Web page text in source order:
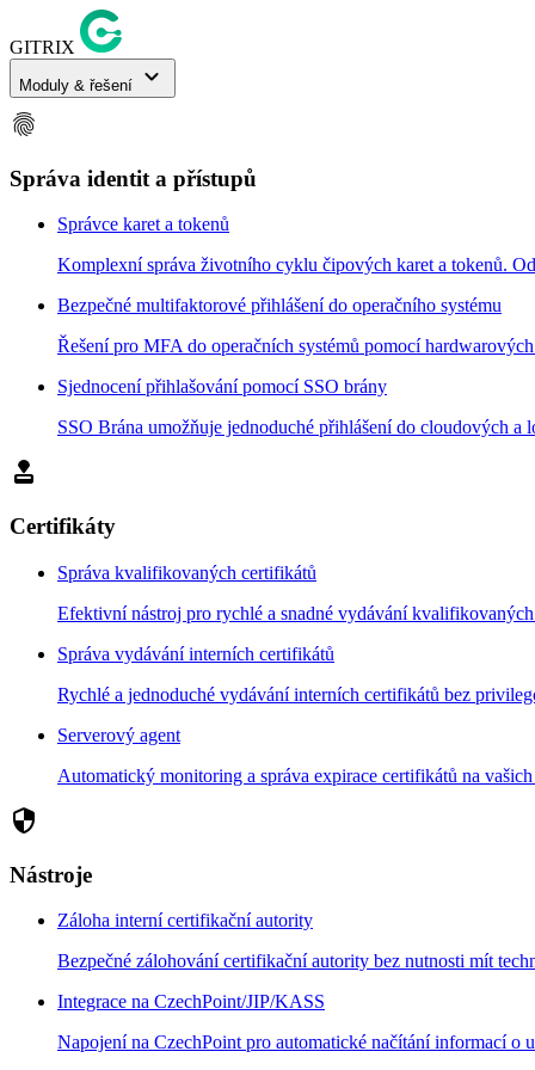
GITRIX
Moduly & řešení
expand_more
fingerprint
Správa identit a přístupů
Správce karet a tokenů
Komplexní správa životního cyklu čipových karet a tokenů.
Bezpečné multifaktorové přihlášení do operačního systému
Řešení pro MFA do operačních systémů pomocí
Sjednocení přihlašování pomocí SSO brány
SSO Brána umožňuje jednoduché přihlášení do cloudových
approval
Certifikáty
Správa kvalifikovaných certifikátů
Efektivní nástroj pro rychlé a snadné vydávání
Správa vydávání interních certifikátů
Rychlé a jednoduché vydávání interních certifikátů bez
Serverový agent
Automatický monitoring a správa expirace certifikátů na
security
Nástroje
Záloha interní certifikační autority
Bezpečné zálohování certifikační autority bez nutnosti mít
Integrace na CzechPoint/JIP/KASS
Napojení na CzechPoint pro automatické načítání informací